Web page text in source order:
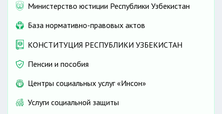
Министерство юстиции Республики Узбекистан
База нормативно-правовых актов
КОНСТИТУЦИЯ РЕСПУБЛИКИ УЗБЕКИСТАН
Пенсии и пособия
Центры социальных услуг «Инсон»
Услуги социальной защиты